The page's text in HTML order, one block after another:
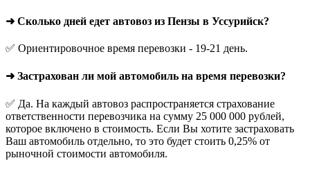
➜ Сколько дней едет автовоз из Пензы в Уссурийск?
✅ Ориентировочное время перевозки - 19-21 день.
➜ Застрахован ли мой автомобиль на время перевозки?
✅ Да. На каждый автовоз распространяется страхование
ответственности перевозчика на сумму 25 000 000 рублей,
которое включено в стоимость. Если Вы хотите застраховать
Ваш автомобиль отдельно, то это будет стоить 0,25% от
рыночной стоимости автомобиля.